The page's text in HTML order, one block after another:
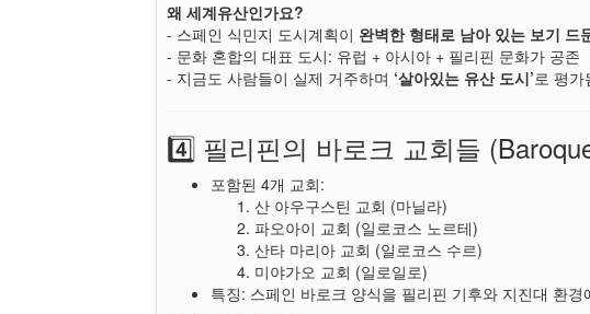
왜 세계유산인가요?
- 스페인 식민지 도시계획이 완벽한 형태로 남아 있는 보기 드
- 문화 혼합의 대표 도시: 유럽 + 아시아 + 필리핀 문화가 공존
- 지금도 사람들이 실제 거주하며 ‘살아있는 유산 도시’로 평가
4️⃣ 필리핀의 바로크 교회들
포함된 4개 교회:
산 아우구스틴 교회 (마닐라)
파오아이 교회 (일로코스 노르테)
산타 마리아 교회 (일로코스 수르)
미야가오 교회 (일로일로)
특징: 스페인 바로크 양식을 필리핀 기후와 지진대 환경